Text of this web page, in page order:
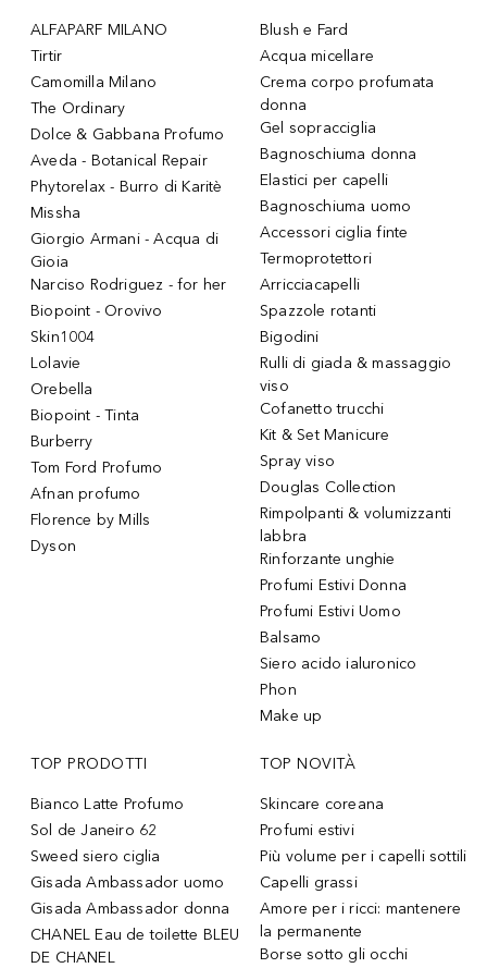
ALFAPARF MILANO
Tirtir
Camomilla Milano
The Ordinary
Dolce & Gabbana Profumo
Aveda - Botanical Repair
Phytorelax - Burro di Karitè
Missha
Giorgio Armani - Acqua di
Gioia
Narciso Rodriguez - for her
Biopoint - Orovivo
Skin1004
Lolavie
Orebella
Biopoint - Tinta
Burberry
Tom Ford Profumo
Afnan profumo
Florence by Mills
Dyson
Blush e Fard
Acqua micellare
Crema corpo profumata
donna
Gel sopracciglia
Bagnoschiuma donna
Elastici per capelli
Bagnoschiuma uomo
Accessori ciglia finte
Termoprotettori
Arricciacapelli
Spazzole rotanti
Bigodini
Rulli di giada & massaggio
viso
Cofanetto trucchi
Kit & Set Manicure
Spray viso
Douglas Collection
Rimpolpanti & volumizzanti
labbra
Rinforzante unghie
Profumi Estivi Donna
Profumi Estivi Uomo
Balsamo
Siero acido ialuronico
Phon
Make up
TOP PRODOTTI
Bianco Latte Profumo
Sol de Janeiro 62
Sweed siero ciglia
Gisada Ambassador uomo
Gisada Ambassador donna
CHANEL Eau de toilette BLEU
DE CHANEL
TOP NOVITÀ
Skincare coreana
Profumi estivi
Più volume per i capelli sottili
Capelli grassi
Amore per i ricci: mantenere
la permanente
Borse sotto gli occhi